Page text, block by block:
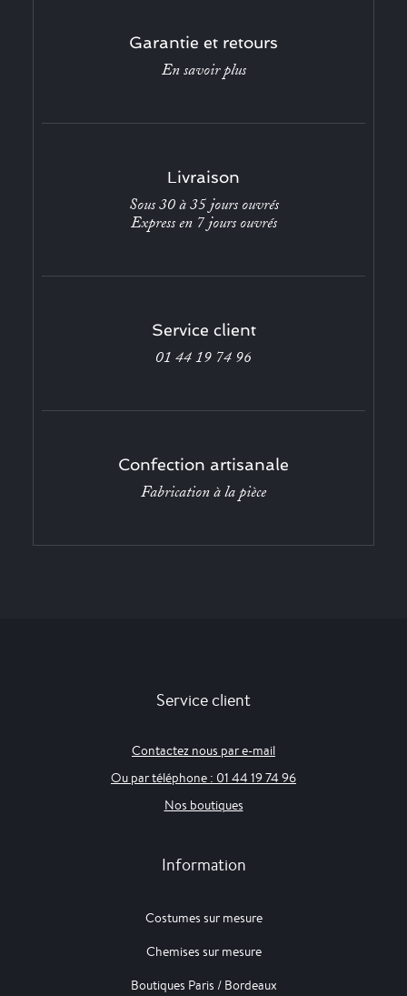
Garantie et retours
En savoir plus
Livraison
Sous 30 à 35 jours ouvrés
Express en 7 jours ouvrés
Service client
01 44 19 74 96
Confection artisanale
Fabrication à la pièce
Service client
Contactez nous par e-mail
Ou par téléphone : 01 44 19 74 96
Nos boutiques
Information
Costumes sur mesure
Chemises sur mesure
Boutiques Paris / Bordeaux